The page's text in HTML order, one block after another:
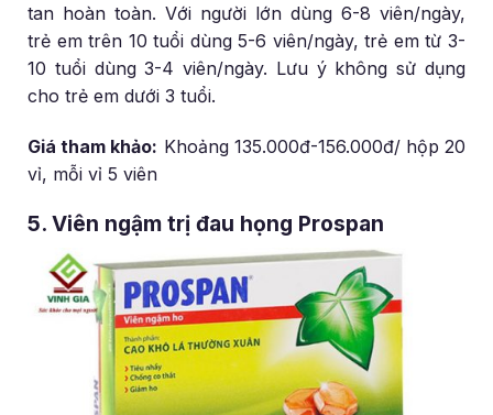
tan hoàn toàn. Với người lớn dùng 6-8 viên/ngày,
trẻ em trên 10 tuổi dùng 5-6 viên/ngày, trẻ em từ 3-
10 tuổi dùng 3-4 viên/ngày. Lưu ý không sử dụng
cho trẻ em dưới 3 tuổi.
Giá tham khảo: Khoảng 135.000đ-156.000đ/ hộp 20
vỉ, mỗi vỉ 5 viên
5. Viên ngậm trị đau họng Prospan